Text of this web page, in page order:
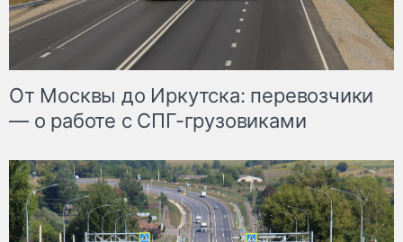
От Москвы до Иркутска: перевозчики
— о работе с СПГ-грузовиками